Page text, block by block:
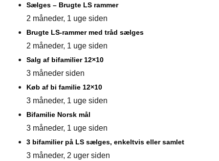
Sælges – Brugte LS rammer
2 måneder, 1 uge siden
Brugte LS-rammer med tråd sælges
2 måneder, 1 uge siden
Salg af bifamilier 12×10
3 måneder siden
Køb af bi familie 12×10
3 måneder, 1 uge siden
Bifamilie Norsk mål
3 måneder, 1 uge siden
3 bifamilier på LS sælges, enkeltvis eller samlet
3 måneder, 2 uger siden